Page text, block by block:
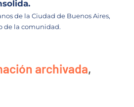
de la Ciudad de Buenos Aires,
de la comunidad.
archivada,